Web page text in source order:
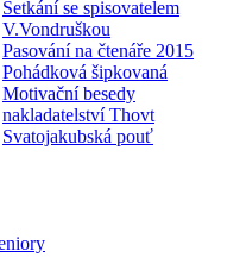
Setkání se spisovatelem
V.Vondruškou
Pasování na čtenáře 2015
Pohádková šipkovaná
Motivační besedy
nakladatelství Thovt
Svatojakubská pouť